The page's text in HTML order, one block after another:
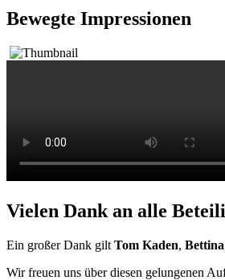
Bewegte Impressionen
Vielen Dank an alle
Ein großer Dank gilt Tom Kaden,
Wir freuen uns über diesen gelungenen